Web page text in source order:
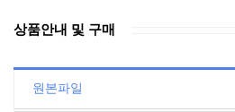
상품안내 및 구매
원본파일